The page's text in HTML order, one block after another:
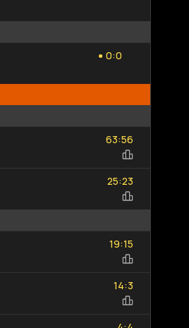
●
0
0:
0
0
63
63:
56
56
25:23
19
19:
15
15
14:3